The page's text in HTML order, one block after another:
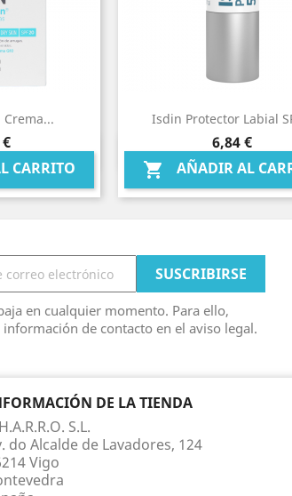
CARRITO
Isdin Protector Labial
Precio
6,84 €
 AÑADIR AL
Vista rápida
en cualquier momento. Para ello,
de contacto en el aviso legal.
DE LA TIENDA
S.L.
do Alcalde de Lavadores, 124
Vigo